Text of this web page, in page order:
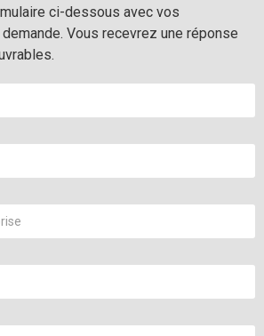
ci-dessous avec vos
Vous recevrez une réponse